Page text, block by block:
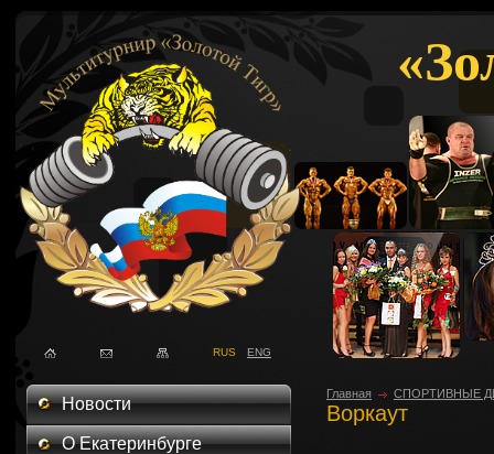
RUS ENG
Новости
О Екатеринбурге
Главная СПОРТИВНЫЕ
Воркаут